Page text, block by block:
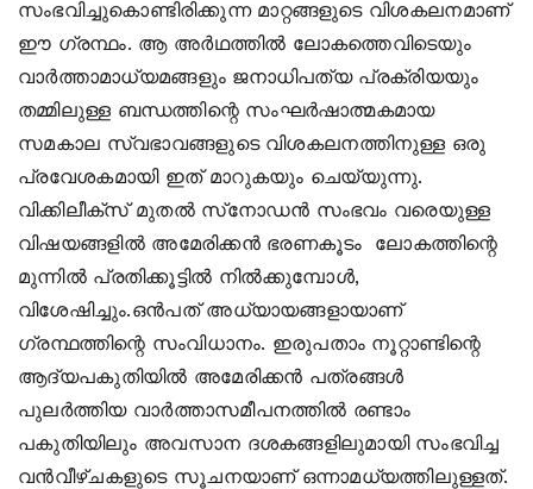
സംഭവിച്ചുകൊണ്ടിരിക്കുന്ന മാറ്റങ്ങളുടെ വിശകലനമാണ്
ഈ ഗ്രന്ഥം. ആ അര്‍ഥത്തില്‍ ലോകത്തെവിടെയും
വാര്‍ത്താമാധ്യമങ്ങളും ജനാധിപത്യ പ്രക്രിയയും
തമ്മിലുള്ള ബന്ധത്തിന്റെ സംഘര്‍ഷാത്മകമായ
സമകാല സ്വഭാവങ്ങളുടെ വിശകലനത്തിനുള്ള ഒരു
പ്രവേശകമായി ഇത് മാറുകയും ചെയ്യുന്നു.
വിക്കിലീക്‌സ് മുതല്‍ സ്‌നോഡന്‍ സംഭവം വരെയുള്ള
വിഷയങ്ങളില്‍ അമേരിക്കന്‍ ഭരണകൂടം ലോകത്തിന്റെ
മുന്നില്‍ പ്രതിക്കൂട്ടില്‍ നില്‍ക്കുമ്പോള്‍,
വിശേഷിച്ചും.ഒന്‍പത് അധ്യായങ്ങളായാണ്
ഗ്രന്ഥത്തിന്റെ സംവിധാനം. ഇരുപതാം നൂറ്റാണ്ടിന്റെ
ആദ്യപകുതിയില്‍ അമേരിക്കന്‍ പത്രങ്ങള്‍
പുലര്‍ത്തിയ വാര്‍ത്താസമീപനത്തില്‍ രണ്ടാം
പകുതിയിലും അവസാന ദശകങ്ങളിലുമായി സംഭവിച്ച
വന്‍വീഴ്ചകളുടെ സൂചനയാണ് ഒന്നാമധ്യത്തിലുള്ളത്.